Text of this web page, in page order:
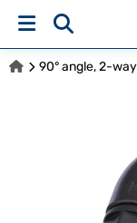
90° angle, 2-